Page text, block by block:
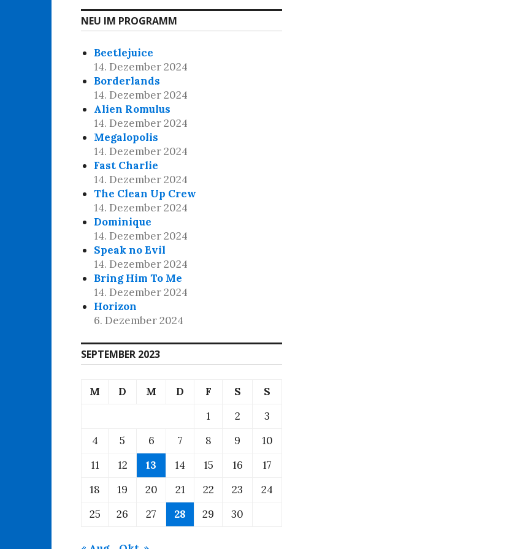
NEU IM PROGRAMM
Beetlejuice
14. Dezember 2024
Borderlands
14. Dezember 2024
Alien Romulus
14. Dezember 2024
Megalopolis
14. Dezember 2024
Fast Charlie
14. Dezember 2024
The Clean Up Crew
14. Dezember 2024
Dominique
14. Dezember 2024
Speak no Evil
14. Dezember 2024
Bring Him To Me
14. Dezember 2024
Horizon
6. Dezember 2024
SEPTEMBER 2023
M D M D F S
S
1
2
3
4
5 6 7 8 9
10
11
12 13 14 15 16
17
18
19 20 21 22 23
24
25
26 27 28 29 30